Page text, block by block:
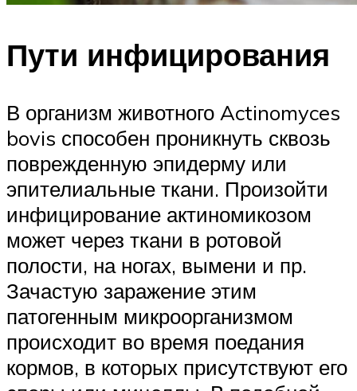
Пути инфицирования
В организм животного Actinomyces
bovis способен проникнуть сквозь
поврежденную эпидерму или
эпителиальные ткани. Произойти
инфицирование актиномикозом
может через ткани в ротовой
полости, на ногах, вымени и пр.
Зачастую заражение этим
патогенным микроорганизмом
происходит во время поедания
кормов, в которых присутствуют его